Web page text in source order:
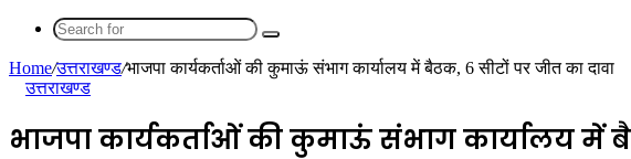
Search
Home/उत्तराखण्ड/भाजपा कार्यकर्ताओं की कुमाऊं संभाग कार्यालय में बैठक, 6 सीटों पर जीत का दावा
उत्तराखण्ड
भाजपा कार्यकर्ताओं की कुमाऊं संभाग कार्यालय में